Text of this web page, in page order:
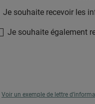
Je souhaite recevoir les
Je souhaite également
Voir un exemple de lettre